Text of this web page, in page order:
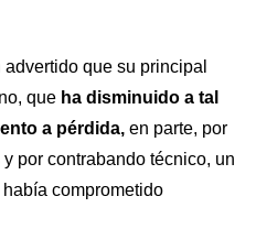
que su principal
que ha disminuido a tal
a pérdida, en parte, por
por contrabando técnico, un
comprometido